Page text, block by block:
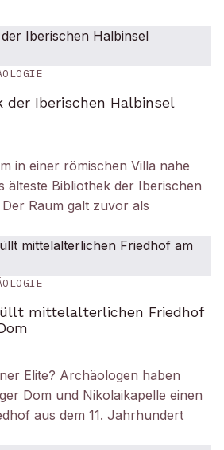
Iberischen Halbinsel
in einer römischen Villa nahe
älteste Bibliothek der Iberischen
Raum galt zuvor als
mittelalterlichen Friedhof
Elite? Archäologen haben
Dom und Nikolaikapelle einen
aus dem 11. Jahrhundert